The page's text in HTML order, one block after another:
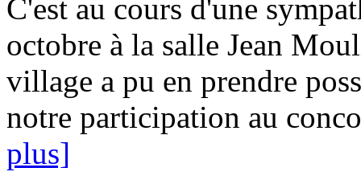
C'est au cours d'une
octobre à la salle Jean
village a pu en prendre
notre participation au
plus]